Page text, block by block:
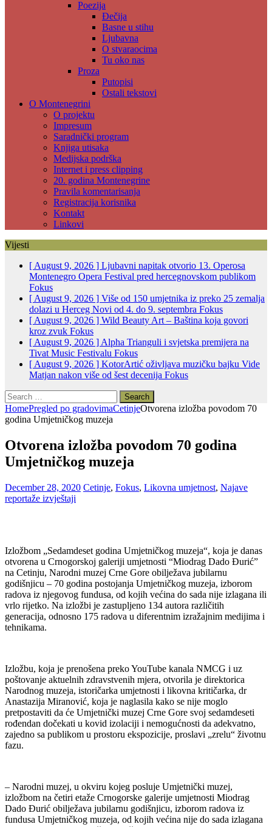
Poezija
Đečija
Basne u stihu
Ljubavna
O stvaraocima
Tu oko nas
Proza
Putopisi
Ostali tekstovi
O Montenegrini
O projektu
Impresum
Saradnički program
Knjiga utisaka
Medijska podrška
Internet i press clipping
20. godina Montenegrine
Pravila komentarisanja
Registracija korisnika
Kontakt
Linkovi
Vijesti
[ August 9, 2026 ] Ljubavni napitak otvorio 13. Operosa
Montenegro Opera Festival pred hercegnovskom publikom
Fokus
[ August 9, 2026 ] Više od 150 umjetnika iz preko 25 zemalja
dolazi u Herceg Novi od 4. do 9. septembra Fokus
[ August 9, 2026 ] Wild Beauty Art – Baština koja govori
kroz zvuk Fokus
[ August 9, 2026 ] Alpha Trianguli i svjetska premijera na
Tivat Music Festivalu Fokus
[ August 9, 2026 ] KotorArtić oživljava muzičku bajku Vide
Matjan nakon više od šest decenija Fokus
Search
for:
HomePregled po gradovimaCetinjeOtvorena izložba povodom 70
godina Umjetničkog muzeja
Otvorena izložba povodom 70 godina
Umjetničkog muzeja
December 28, 2020 Cetinje, Fokus, Likovna umjetnost, Najave
reportaže izvještaji
Izložbom „Sedamdeset godina Umjetničkog muzeja“, koja je danas
otvorena u Crnogorskoj galeriji umjetnosti “Miodrag Dado Đurić”
na Cetinju, Narodni muzej Crne Gore obilježava jubilarnu
godišnjicu – 70 godina postojanja Umjetničkog muzeja, izborom
radova iz njegovog fundusa, od kojih većina do sada nije izlagana ili
vrlo rijetko. Na izložbi je zastupljeno 134 autora različitih
generacija, odnosno 175 radova u diferentnim izražajnim medijima i
tehnikama.
Izložbu, koja je prenošena preko YouTube kanala NMCG i uz
poštovanje aktuelnih zdravstvenih mjera, otvorila je direktorica
Narodnog muzeja, istoričarka umjetnosti i likovna kritičarka, dr
Anastazija Miranović, koja je naglasila kako se nije moglo
pretpostaviti da će Umjetnički muzej Crne Gore svoj sedamdeseti
rođendan dočekati u kovid izolaciji i nemogućnosti da adekvatno,
zajedno sa publikom u prostoru ekspozicije, proslavi „zrelu“ životnu
fazu.
– Narodni muzej, u okviru kojeg posluje Umjetnički muzej,
izložbom na četiri etaže Crnogorske galerije umjetnosti Miodrag
Dado Đurić obilježava jubilarnu godišnjicu, izborom radova iz
fundusa Umjetničkog muzeja, od kojih većina nije do sada izlagana